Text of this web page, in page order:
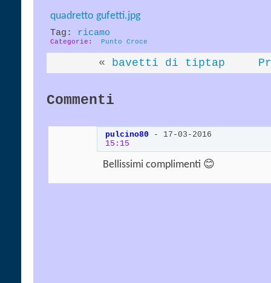
quadretto gufetti.jpg
Tag: ricamo
Categorie Punto Croce
« bavetti di tiptap
Commenti
pulcino80 - 17-03-2016
15:15
Bellissimi complimenti 😊